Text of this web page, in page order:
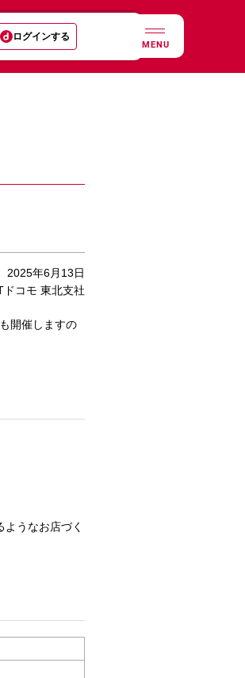
ログインする
MENU
2025年6月13日
コモ 東北支社
も開催しますの
うなお店づく